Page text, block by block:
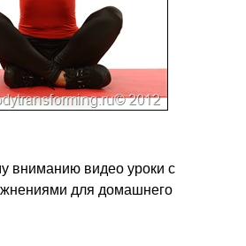
вниманию видео уроки с
для домашнего